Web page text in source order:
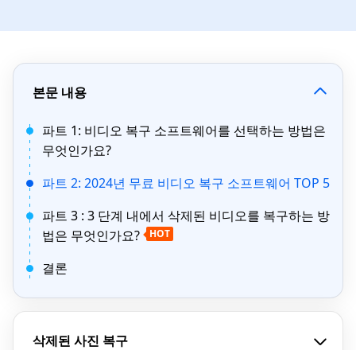
본문 내용
파트 1: 비디오 복구 소프트웨어를 선택하는 방법은
무엇인가요?
파트 2: 2024년 무료 비디오 복구 소프트웨어 TOP 5
파트 3 : 3 단계 내에서 삭제된 비디오를 복구하는 방
법은 무엇인가요?
HOT
결론
삭제된 사진 복구